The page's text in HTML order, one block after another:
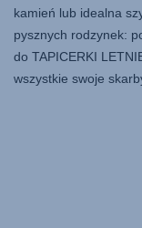
kamień lub idealna
pysznych rodzynek:
do TAPICERKI
wszystkie swoje